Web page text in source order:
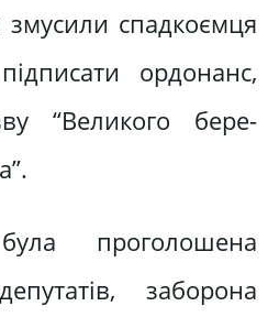
змусили спадкоємця
ордонанс,
“Великого бере-
проголошена
заборона